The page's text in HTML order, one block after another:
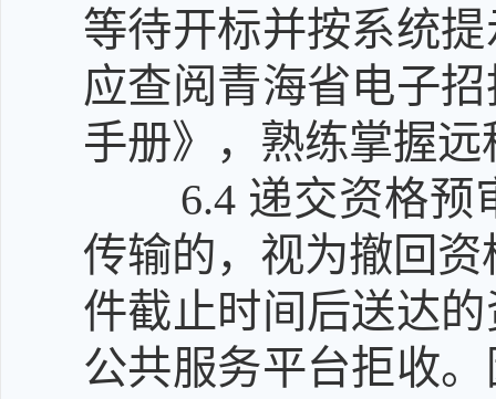
等待开标并按系统
应查阅青海省电子
手册》，熟练掌握
6.4 递交资格预
传输的，视为撤回
件截止时间后送达
公共服务平台拒收